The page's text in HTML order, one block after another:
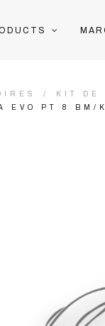
KIT DE
EVO PT 8 BM/